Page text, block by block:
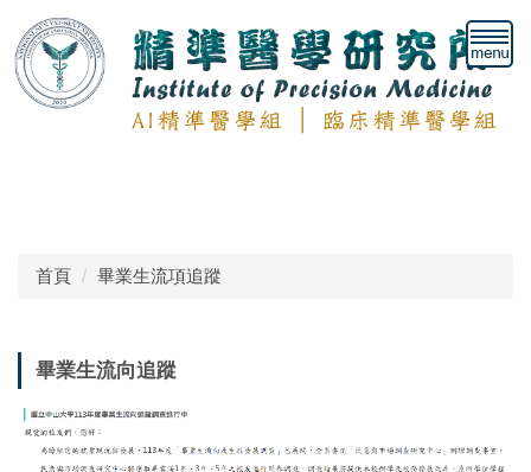
到
主
要
首頁 畢業生流項追蹤
畢業生流向追蹤